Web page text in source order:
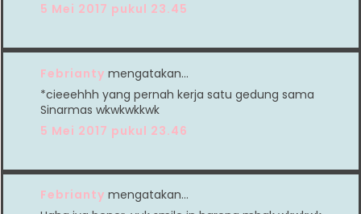
5 Mei 2017 pukul 23.45
Febrianty mengatakan…
*cieeehhh yang pernah kerja satu gedung sama
Sinarmas wkwkwkkwk
5 Mei 2017 pukul 23.46
Febrianty mengatakan…